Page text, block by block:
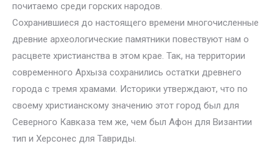
почитаемо среди горских народов.
Сохранившиеся до настоящего времени многочисленные
древние археологические памятники повествуют нам о
расцвете христианства в этом крае. Так, на территории
современного Архыза сохранились остатки древнего
города с тремя храмами. Историки утверждают, что по
своему христианскому значению этот город был для
Северного Кавказа тем же, чем был Афон для Византии
тип и Херсонес для Тавриды.